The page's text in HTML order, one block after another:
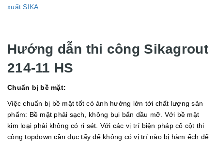
xuất SIKA
Hướng dẫn thi công Sikagrout
214-11 HS
Chuẩn bị bề mặt:
Việc chuẩn bị bề mặt tốt có ảnh hưởng lớn tới chất lượng sản
phẩm: Bề mặt phải sạch, không bụi bẩn dầu mỡ. Với bề mặt
kim loại phải không có rỉ sét. Với các vị trí biện pháp cổ cột thi
công topdown cần đục tẩy để không có vị trí nào bị hàm ếch để